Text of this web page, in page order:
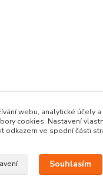
webu, analytické účely
cookies. Nastavení
odkazem ve spodní části
Souhlasím